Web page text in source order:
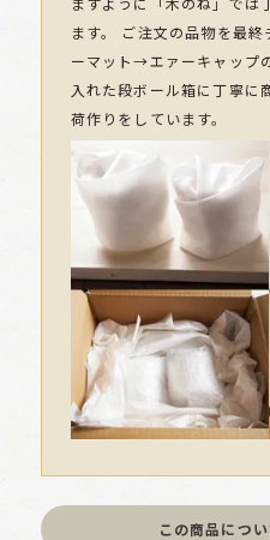
ます。 ご注文の品物を最
ーマット→エァーキャップ
入れた段ボール箱に丁寧に
荷作りをしています。
この商品につ